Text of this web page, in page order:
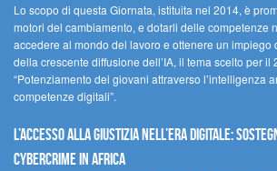
Lo scopo di questa Giornata, istituita nel 2014, è
motori del cambiamento, e dotarli delle competenze
accedere al mondo del lavoro e ottenere un impiego
della crescente diffusione dell’IA, il tema scelto per il
“Potenziamento dei giovani attraverso l’intelligenza
competenze digitali”.
L’accesso alla giustizia nell’era digitale:
cybercrime in Africa